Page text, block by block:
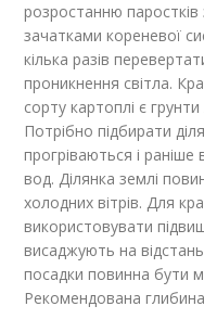
розростанню
зачатками кореневої
кілька разів
проникнення світла.
сорту картоплі є
Потрібно підбирати
прогріваються і раніше
вод. Ділянка землі
холодних вітрів. Для
використовувати
висаджують на
посадки повинна бути
Рекомендована